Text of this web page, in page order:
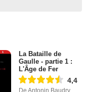
La Bataille de
Gaulle - partie 1 :
L'Âge de Fer
4,4
De Antonin Baudry